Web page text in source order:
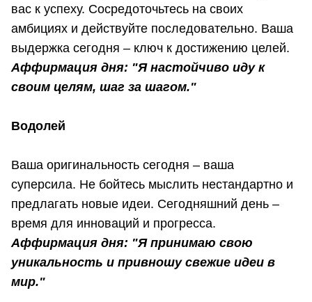
вас к успеху. Сосредоточьтесь на своих
амбициях и действуйте последовательно. Ваша
выдержка сегодня – ключ к достижению целей.
Аффирмация дня: "Я настойчиво иду к
своим целям, шаг за шагом."
Водолей
Ваша оригинальность сегодня – ваша
суперсила. Не бойтесь мыслить нестандартно и
предлагать новые идеи. Сегодняшний день –
время для инноваций и прогресса.
Аффирмация дня: "Я принимаю свою
уникальность и привношу свежие идеи в
мир."